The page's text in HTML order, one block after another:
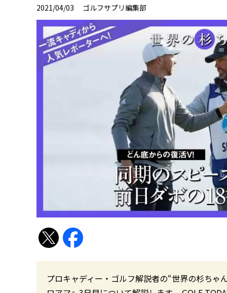
2021/04/03 ゴルフサプリ編集部
プロキャディー・ゴルフ解説者の“世界の杉ち